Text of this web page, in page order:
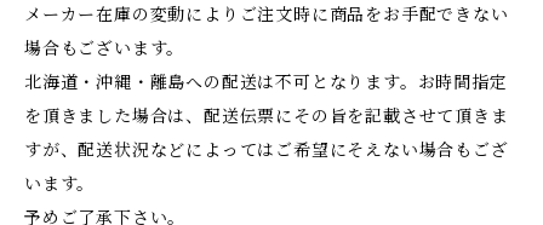
メーカー在庫の変動によりご注文時に商品をお手配できない
場合もございます。
北海道・沖縄・離島への配送は不可となります。お時間指定
を頂きました場合は、配送伝票にその旨を記載させて頂きま
すが、配送状況などによってはご希望にそえない場合もござ
います。
予めご了承下さい。